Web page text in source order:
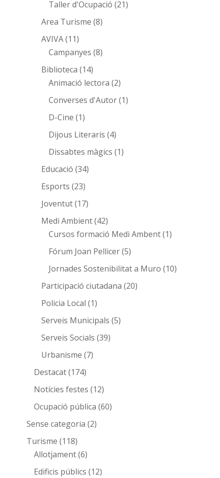
Taller d'Ocupació (21)
Area Turisme (8)
AVIVA(11)
Campanyes (8)
Biblioteca (14)
Animació lectora (2)
Converses d'Autor(1)
D-Cine (1)
Dijous Literaris (4)
Dissabtes màgics (1)
Educació (34)
Esports (23)
Joventut(17)
Medi Ambient(42)
Cursos formació Medi Ambent(1)
Fórum Joan Pellicer(5)
Jornades Sostenibilitat a Muro (10)
Participació ciutadana (20)
Policia Local (1)
Serveis Municipals (5)
Serveis Socials (39)
Urbanisme (7)
Destacat(174)
Notícies festes (12)
Ocupació pública (60)
Sense categoria (2)
Turisme (118)
Allotjament(6)
Edificis públics (12)